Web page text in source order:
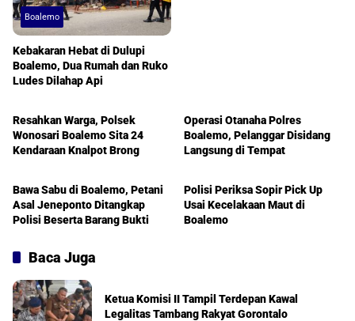
Boalemo
Kebakaran Hebat di Dulupi
Boalemo, Dua Rumah dan Ruko
Ludes Dilahap Api
Boalemo
Resahkan Warga, Polsek
Wonosari Boalemo Sita 24
Kendaraan Knalpot Brong
Operasi Otanaha Polres
Boalemo, Pelanggar Disidang
Langsung di Tempat
Boalemo
Bawa Sabu di Boalemo, Petani
Asal Jeneponto Ditangkap
Polisi Beserta Barang Bukti
Boalemo
Polisi Periksa Sopir Pick Up
Usai Kecelakaan Maut di
Boalemo
Baca Juga
Ketua Komisi II Tampil Terdepan Kawal
Legalitas Tambang Rakyat Gorontalo